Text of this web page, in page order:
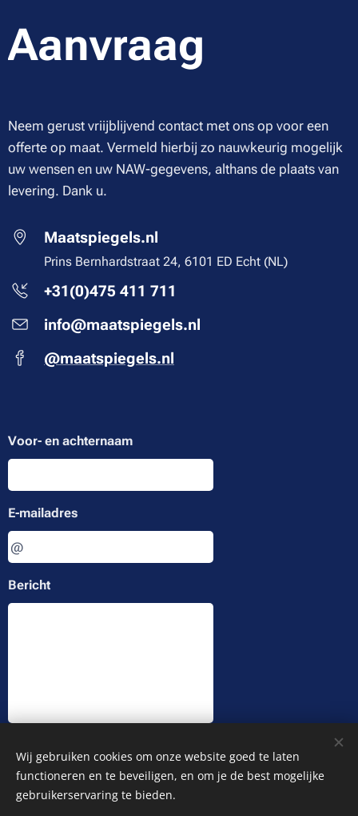
Aanvraag
Neem gerust vriijblijvend contact met ons op voor een
offerte op maat. Vermeld hierbij zo nauwkeurig mogelijk
uw wensen en uw NAW-gegevens, althans de plaats van
levering. Dank u.
Maatspiegels.nl
Prins Bernhardstraat 24, 6101 ED Echt (NL)
+31(0)475 411 711
info@maatspiegels.nl
@maatspiegels.nl
Voor- en achternaam
E-mailadres
Bericht
Indienen
Wij gebruiken cookies om onze website goed te laten
functioneren en te beveiligen, en om je de best mogelijke
gebruikerservaring te bieden.